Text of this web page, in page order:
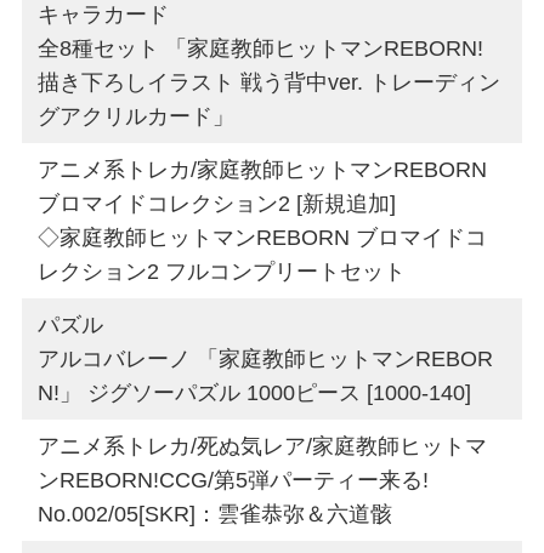
キャラカード
全8種セット 「家庭教師ヒットマンREBORN!
描き下ろしイラスト 戦う背中ver. トレーディン
グアクリルカード」
アニメ系トレカ/家庭教師ヒットマンREBORN
ブロマイドコレクション2 [新規追加]
◇家庭教師ヒットマンREBORN ブロマイドコ
レクション2 フルコンプリートセット
パズル
アルコバレーノ 「家庭教師ヒットマンREBOR
N!」 ジグソーパズル 1000ピース [1000-140]
アニメ系トレカ/死ぬ気レア/家庭教師ヒットマ
ンREBORN!CCG/第5弾パーティー来る!
No.002/05[SKR]：雲雀恭弥＆六道骸